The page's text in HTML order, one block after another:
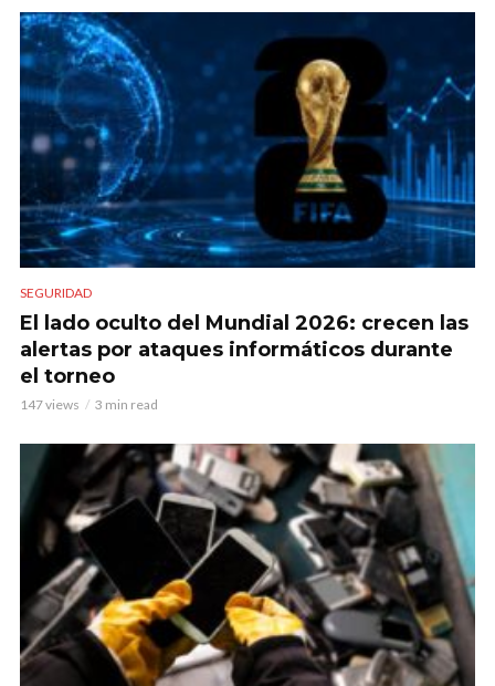
SEGURIDAD
El lado oculto del Mundial 2026: crecen las
alertas por ataques informáticos durante
el torneo
147 views 3 min read